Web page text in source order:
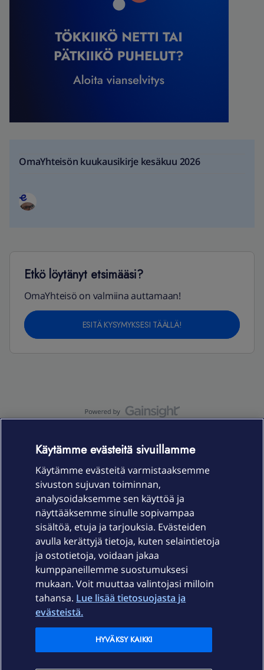
OmaYhteisön kuukausikirje kesäkuu 2026
Etkö löytänyt etsimääsi?
OmaYhteisö on valmiina auttamaan!
ESITÄ KYSYMYKSESI TÄÄLLÄ!
Laitteet & liittymät
Palvelut
Ajankohtaista
Elisa Oyj
Käytämme evästeitä sivuillamme
Käytämme evästeitä varmistaaksemme
sivuston sujuvan toiminnan,
analysoidaksemme sen käyttöä ja
näyttääksemme sinulle sopivampaa
sisältöä, etuja ja tarjouksia. Evästeiden
avulla kerättyjä tietoja, kuten selaintietoja
ja ostotietoja, voidaan jakaa
kumppaneillemme suostumuksesi
mukaan. Voit muuttaa valintojasi milloin
tahansa. Lue lisää tietosuojasta ja
evästeistä.
HYVÄKSY KAIKKI